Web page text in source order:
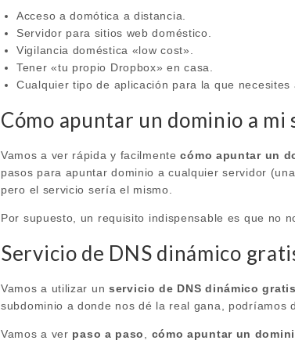
Acceso a domótica a distancia.
Servidor para sitios web doméstico.
Vigilancia doméstica «low cost».
Tener «tu propio Dropbox» en casa.
Cualquier tipo de aplicación para la que
Cómo apuntar un dominio a
Vamos a ver rápida y facilmentecómo apuntar un
pasos para apuntar dominio a cualquier servidor
pero el servicio sería el mismo.
Por supuesto, un requisito indispensable es que no
Servicio de DNS dinámico
Vamos a utilizar un servicio de DNS dinámico gratis
subdominio a donde nos dé la real gana, podríamos
Vamos a ver paso a paso cómo apuntar un